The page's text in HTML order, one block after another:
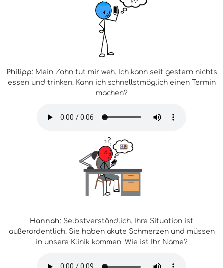
Philipp: Mein Zahn tut mir weh. Ich kann seit gestern nichts
essen und trinken. Kann ich schnellstmöglich einen Termin
machen?
Hannah: Selbstverständlich. Ihre Situation ist
außerordentlich. Sie haben akute Schmerzen und müssen
in unsere Klinik kommen. Wie ist Ihr Name?